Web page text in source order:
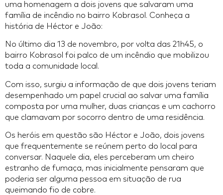
uma homenagem a dois jovens que salvaram uma
família de incêndio no bairro Kobrasol. Conheça a
história de Héctor e João:
No último dia 13 de novembro, por volta das 21h45, o
bairro Kobrasol foi palco de um incêndio que mobilizou
toda a comunidade local.
Com isso, surgiu a informação de que dois jovens teriam
desempenhado um papel crucial ao salvar uma família
composta por uma mulher, duas crianças e um cachorro
que clamavam por socorro dentro de uma residência.
Os heróis em questão são Héctor e João, dois jovens
que frequentemente se reúnem perto do local para
conversar. Naquele dia, eles perceberam um cheiro
estranho de fumaça, mas inicialmente pensaram que
poderia ser alguma pessoa em situação de rua
queimando fio de cobre.